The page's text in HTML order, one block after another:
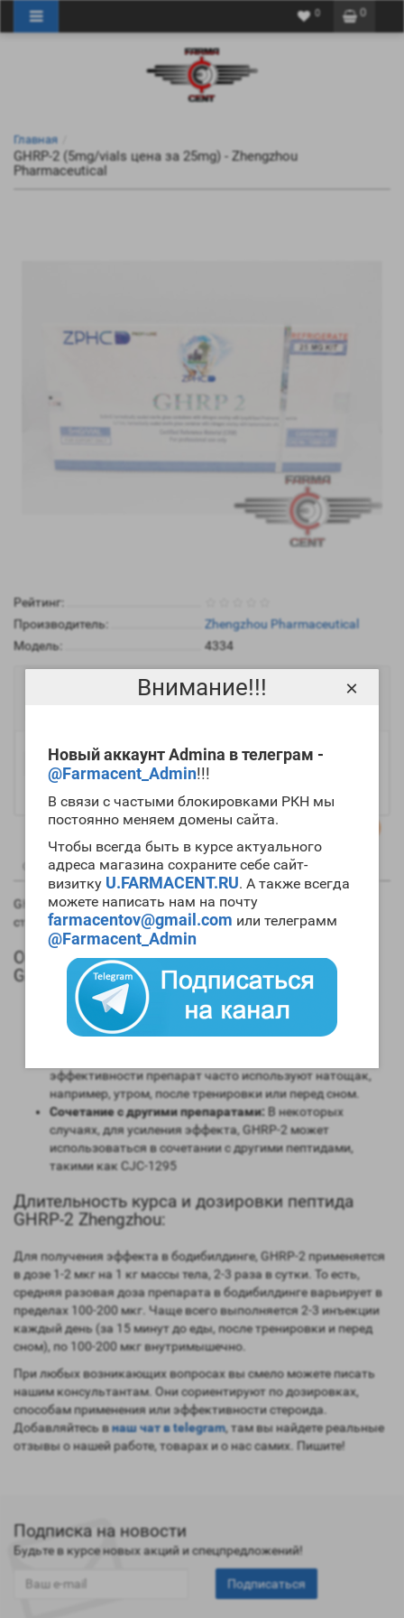
Внимание!!!
Новый аккаунт Admina в телеграм -
@Farmacent_Admin!!!
В связи с частыми блокировками РКН мы
постоянно меняем домены сайта.
Чтобы всегда быть в курсе актуального
адреса магазина сохраните себе сайт-
визитку U.FARMACENT.RU. А также всегда
можете написать нам на почту
farmacentov@gmail.com или телеграмм
@Farmacent_Admin
×
0
0
Главная
GHRP-2 (5mg/vials цена за 25mg) - Zhengzhou
Pharmaceutical
Рейтинг:
Производитель:
Zhengzhou Pharmaceutical
Модель:
4334
+ Купить
Описание Отзывы0 Вопрос - Ответ0
GHRP-2 (Growth Hormone Releasing Peptide-2) — это пептид,
стимулирующий выработку собственного гормона роста.
Общие сведения о применении пептида
GHRP-2 Zhengzhou:
Способ введения:
GHRP-2 обычно вводится подкожно,
часто в жировую складку живота, с использованием
инсулиновых шприцев.
эффективности препарат часто используют натощак,
например, утром, после тренировки или перед сном.
Сочетание с другими препаратами:В некоторых
случаях, для усиления эффекта, GHRP-2 может
использоваться в сочетании с другими пептидами,
такими как CJC-1295
Длительность курса и дозировки пептида
GHRP-2 Zhengzhou:
Для получения эффекта в бодибилдинге, GHRP-2 применяется
в дозе 1-2 мкг на 1 кг массы тела, 2-3 раза в сутки. То есть,
средняя разовая доза препарата в бодибилдинге варьирует в
пределах 100-200 мкг. Чаще всего выполняется 2-3 инъекции
каждый день (за 15 минут до еды, после тренировки и перед
сном), по 100-200 мкг внутримышечно.
При любых возникающих вопросах вы смело можете писать
нашим консультантам. Они сориентируют по дозировках,
способам применения или эффективности стероида.
Добавляйтесь внаш чат в telegram, там вы найдете реальные
отзывы о нашей работе, товарах и о нас самих. Пишите!
Подписка на новости
Будьте в курсе новых акций и спецпредложений!
Подписаться